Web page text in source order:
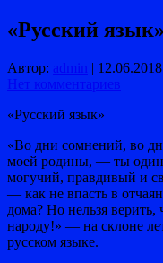
«Русский язык»
Автор: admin | 12.06.2018
Нет комментариев
«Русский язык»
«Во дни сомнений, во
моей родины, — ты один
могучий, правдивый и
— как не впасть в
дома? Но нельзя
народу!» — на склоне
русском языке.